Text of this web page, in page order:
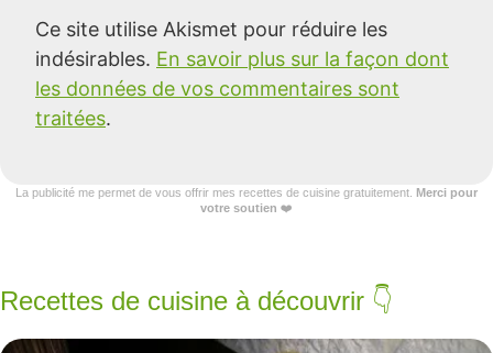
Ce site utilise Akismet pour réduire les
indésirables. En savoir plus sur la façon dont
les données de vos commentaires sont
traitées.
La publicité me permet de vous offrir mes recettes de cuisine gratuitement. Merci pour
votre soutien ❤️
Recettes de cuisine à découvrir 👇